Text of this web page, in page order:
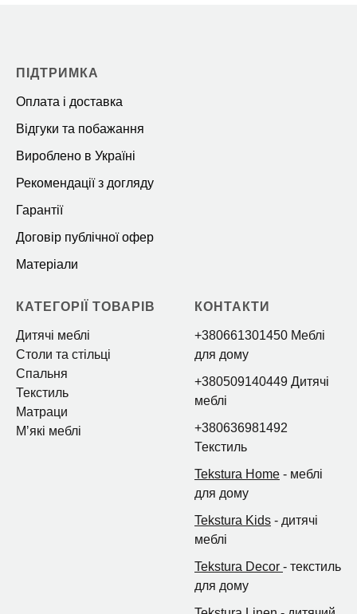
ПІДТРИМКА
Оплата і доставка
Відгуки та побажання
Вироблено в Україні
Рекомендації з догляду
Гарантії
Договір публічної офер
Матеріали
КАТЕГОРІЇ ТОВАРІВ
Дитячі меблі
Столи та стільці
Спальня
Текстиль
Матраци
Мʼякі меблі
КОНТАКТИ
+380661301450 Меблі
для дому
+380509140449 Дитячі
меблі
+380636981492
Текстиль
Tekstura Home - меблі
для дому
Tekstura Kids - дитячі
меблі
Tekstura Decor - текстиль
для дому